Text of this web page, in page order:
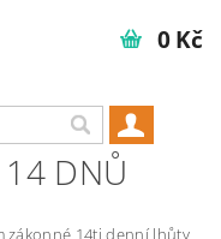
0 Kč
14 DNŮ
zákonné 14ti denní lhůty